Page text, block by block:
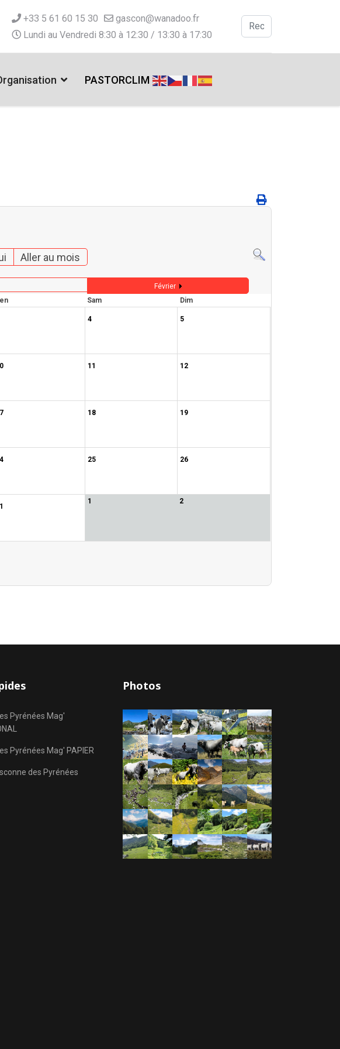
+33 5 61 60 15 30
gascon@wanadoo.fr
Lundi au Vendredi 8:30 à 12:30 / 13:30 à 17:30
Valider
PASTORCLIM
Aller au mois
Février
Sam
Dim
4 5
11 12
18 19
25 26
1 2
Pyrénées Mag'
Pyrénées Mag' PAPIER
des Pyrénées
Photos